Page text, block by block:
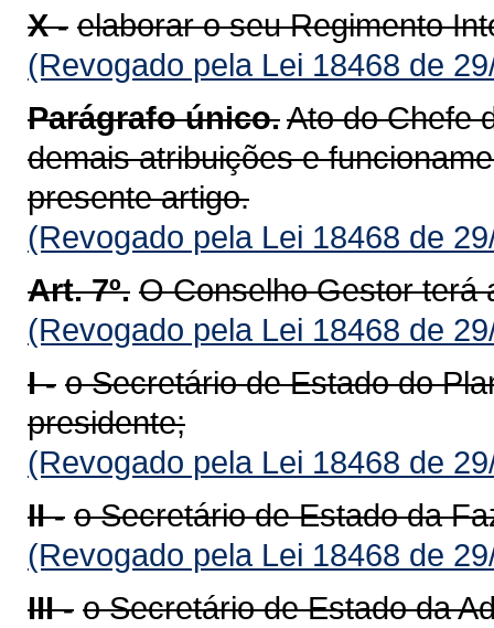
X - elaborar o seu Regimento
(Revogado pela Lei 18468 de
Parágrafo único.Ato do Chefe
demais atribuições e
presente artigo.
(Revogado pela Lei 18468 de
Art. 7º. O Conselho Gestor terá
(Revogado pela Lei 18468 de
I - o Secretário de Estado do
presidente;
(Revogado pela Lei 18468 de
II - o Secretário de Estado da
(Revogado pela Lei 18468 de
III - o Secretário de Estado da